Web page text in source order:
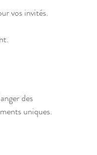
vos invités.
des
uniques.